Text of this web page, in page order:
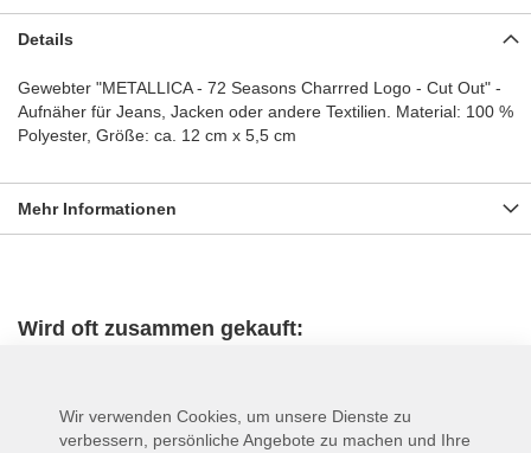
Details
Gewebter "METALLICA - 72 Seasons Charrred Logo - Cut Out" -
Aufnäher für Jeans, Jacken oder andere Textilien. Material: 100 %
Polyester, Größe: ca. 12 cm x 5,5 cm
Mehr Informationen
Wird oft zusammen gekauft:
Wir verwenden Cookies, um unsere Dienste zu
verbessern, persönliche Angebote zu machen und Ihre